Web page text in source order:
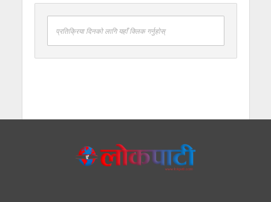
प्रतिक्रिया दिनको लागि यहाँ क्लिक गर्नुहोस्